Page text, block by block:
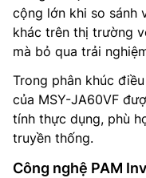
cộng lớn khi so sánh
khác trên thị trường
mà bỏ qua trải
Trong phân khúc
của MSY-JA60VF
tính thực dụng, phù
truyền thống.
Công nghệ PAM